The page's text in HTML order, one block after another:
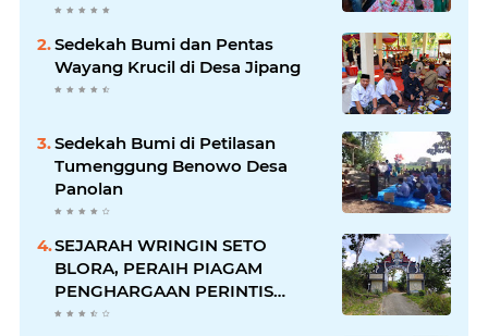
Sedekah Bumi dan Pentas
Wayang Krucil di Desa Jipang
Sedekah Bumi di Petilasan
Tumenggung Benowo Desa
Panolan
SEJARAH WRINGIN SETO
BLORA, PERAIH PIAGAM
PENGHARGAAN PERINTIS
LINGKUNGAN DARI GUBERNUR